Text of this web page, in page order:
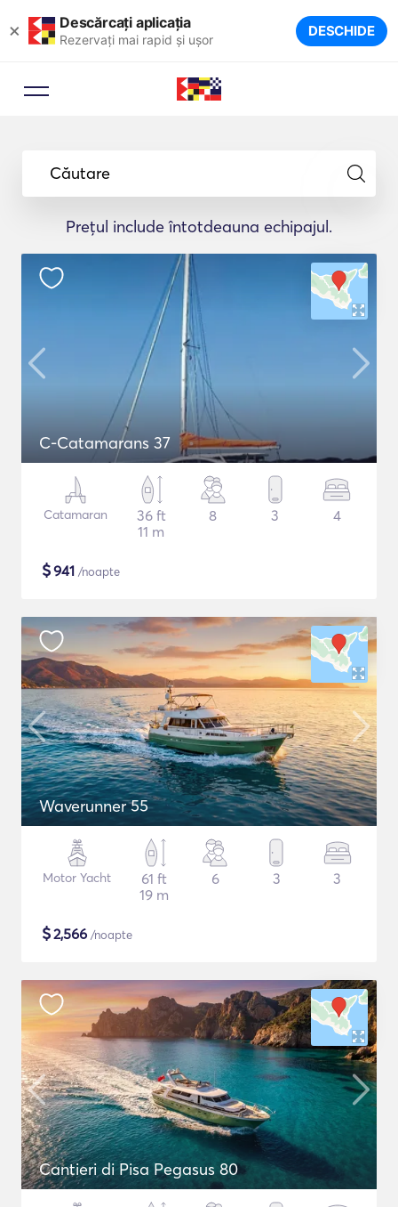
× Descărcați aplicația
Rezervați mai rapid și ușor DESCHIDE
Căutare
Prețul include întotdeauna echipajul.
C-Catamarans 37
Catamaran
36 ft
11 m
8 3 4
$941 /noapte
Waverunner 55
Motor Yacht
61 ft
19 m
6 3 3
$2,566 /noapte
Cantieri di Pisa Pegasus 80